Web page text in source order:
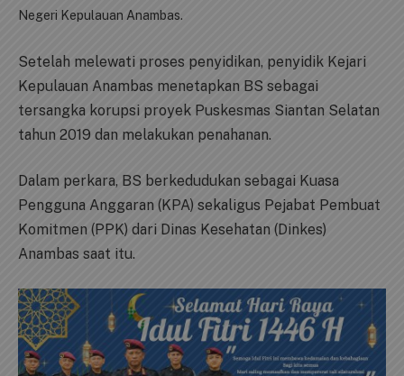
Negeri Kepulauan Anambas.
Setelah melewati proses penyidikan, penyidik Kejari
Kepulauan Anambas menetapkan BS sebagai
tersangka korupsi proyek Puskesmas Siantan Selatan
tahun 2019 dan melakukan penahanan.
Dalam perkara, BS berkedudukan sebagai Kuasa
Pengguna Anggaran (KPA) sekaligus Pejabat Pembuat
Komitmen (PPK) dari Dinas Kesehatan (Dinkes)
Anambas saat itu.